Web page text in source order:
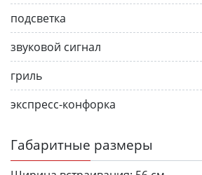
подсветка
звуковой сигнал
гриль
экспресс-конфорка
Габаритные размеры